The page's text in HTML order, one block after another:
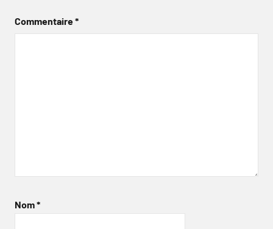
Commentaire*
Nom*